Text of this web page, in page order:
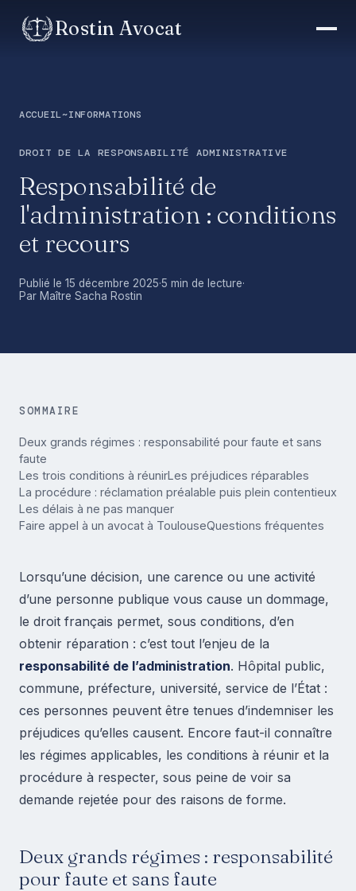
Rostin Avocat
ACCUEIL~INFORMATIONS
DROIT DE LA RESPONSABILITÉ ADMINISTRATIVE
Responsabilité de
l'administration : conditions
et recours
Publié le 15 décembre 2025·5 min de lecture·
Par Maître Sacha Rostin
SOMMAIRE
Deux grands régimes : responsabilité pour faute et sans
faute
Les trois conditions à réunirLes préjudices réparables
La procédure : réclamation préalable puis plein contentieux
Les délais à ne pas manquer
Faire appel à un avocat à ToulouseQuestions fréquentes
Lorsqu’une décision, une carence ou une activité
d’une personne publique vous cause un dommage,
le droit français permet, sous conditions, d’en
obtenir réparation : c’est tout l’enjeu de la
responsabilité de l’administration. Hôpital public,
commune, préfecture, université, service de l’État :
ces personnes peuvent être tenues d’indemniser les
préjudices qu’elles causent. Encore faut-il connaître
les régimes applicables, les conditions à réunir et la
procédure à respecter, sous peine de voir sa
demande rejetée pour des raisons de forme.
Deux grands régimes : responsabilité
pour faute et sans faute